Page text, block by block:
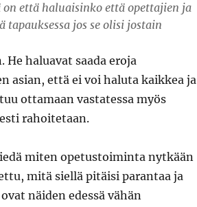
että haluaisinko että opettajien ja
jos se olisi jostain
haluavat saada eroja
asian, että ei voi haluta kaikkea ja
ottamaan vastatessa myös
rahoitetaan.
miten opetustoiminta nytkään
mitä siellä pitäisi parantaa ja
näiden edessä vähän